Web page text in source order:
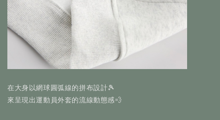
在大身以網球圓弧線的拼布設計🎾
來呈現出運動員外套的流線動態感💨